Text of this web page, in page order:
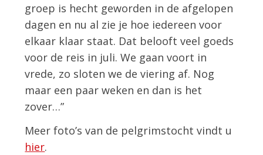
groep is hecht geworden in de afgelopen
dagen en nu al zie je hoe iedereen voor
elkaar klaar staat. Dat belooft veel goeds
voor de reis in juli. We gaan voort in
vrede, zo sloten we de viering af. Nog
maar een paar weken en dan is het
zover…”
Meer foto’s van de pelgrimstocht vindt u
hier.